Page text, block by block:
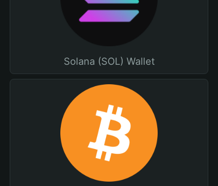
Solana (SOL) Wallet